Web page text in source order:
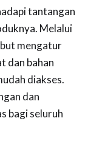
tantangan
Melalui
mengatur
dan bahan
diakses.
dan
bagi seluruh